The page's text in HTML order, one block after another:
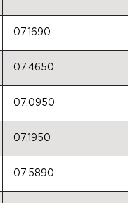
07.1690
07.4650
07.0950
07.1950
07.5890